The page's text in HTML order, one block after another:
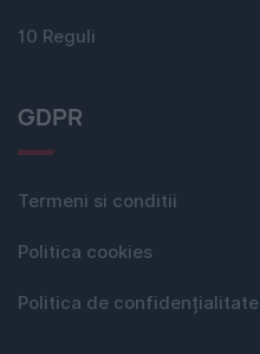
10 Reguli
GDPR
Termeni si conditii
Politica cookies
Politica de confidențialitate